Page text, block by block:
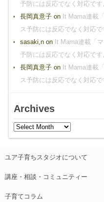
予防には反応でなく対応です
長岡真意子on It Mama連載
ス予防には反応でなく対応で
sasaki,non It Mama連載「
予防には反応でなく対応です
長岡真意子on It Mama連載
ス予防には反応でなく対応で
Archives
ユア子育ちスタジオについて
講座・相談・コミュニティー
子育てコラム